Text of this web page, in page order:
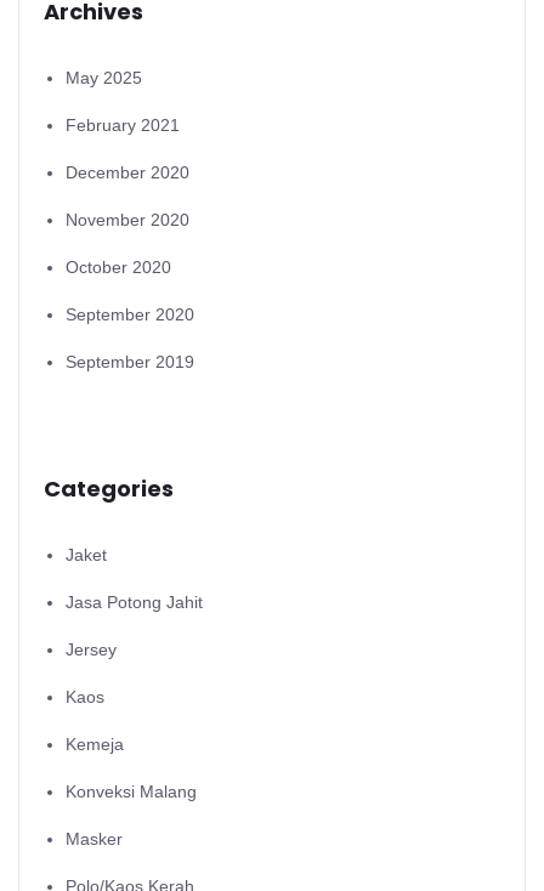
Archives
May 2025
February 2021
December 2020
November 2020
October 2020
September 2020
September 2019
Categories
Jaket
Jasa Potong Jahit
Jersey
Kaos
Kemeja
Konveksi Malang
Masker
Polo/Kaos Kerah